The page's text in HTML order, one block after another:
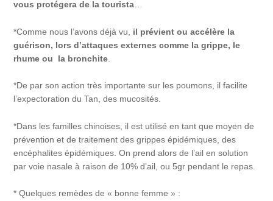
vous protégera de la tourista…
*Comme nous l’avons déjà vu, il prévient ou accélère la
guérison, lors d’attaques externes comme la grippe, le
rhume ou la bronchite
*De par son action très importante sur les poumons, il facilite
l’expectoration du Tan, des mucosités.
*Dans les familles chinoises, il est utilisé en tant que moyen de
prévention et de traitement des grippes épidémiques, des
encéphalites épidémiques. On prend alors de l’ail en solution
par voie nasale à raison de 10% d’ail, ou 5gr pendant le repas.
* Quelques remèdes de « bonne femme » :